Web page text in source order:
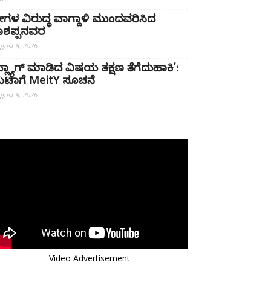
ವಿರುದ್ಧ ವಾಗ್ದಾಳಿ ಮುಂದವರಿಸಿದ
8, 2026
ಮಾಡಿದ ವಿಷಯ ತಕ್ಷಣ ತೆಗೆದುಹಾಕಿ’:
MeitY ಸೂಚನೆ
8, 2026
Video Advertisement